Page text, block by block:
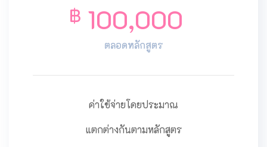
฿ 100,000
ตลอดหลักสูตร
ค่าใช้จ่ายโดยประมาณ
แตกต่างกันตามหลักสูตร